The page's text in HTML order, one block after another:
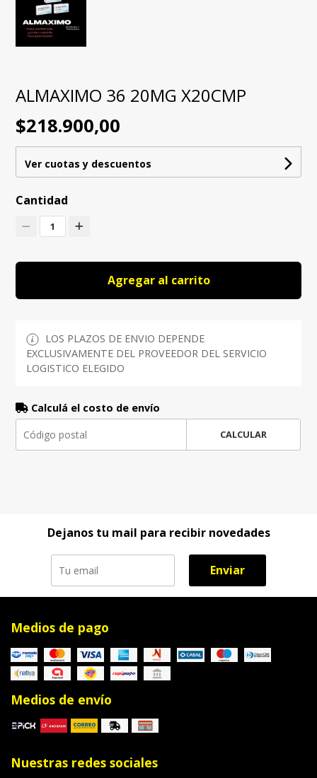
ALMAXIMO 36 20MG X20CMP
$218.900,00
Ver cuotas y descuentos
Cantidad
1
Agregar al carrito
LOS PLAZOS DE ENVIO DEPENDE
EXCLUSIVAMENTE DEL PROVEEDOR DEL SERVICIO
LOGISTICO ELEGIDO
Calculá el costo de envío
CALCULAR
Dejanos tu mail para recibir novedades
Enviar
Medios de pago
Medios de envío
Nuestras redes sociales